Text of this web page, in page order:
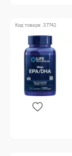
Код товара: 37742